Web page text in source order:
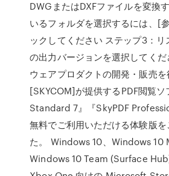
DWGまたはDXFファイルを変換
いるフォルダを選択するには、[
ックしてください ステップ3：リ
の出力バージョンを選択してくだ
ウェアプロダクトの開発・販売
[SKYCOM]が提供するPDF閲覧ソ
Standard 7』『SkyPDF
無料でご利用いただける体験版
た。 Windows 10、Windows 10
Windows 10 Team (Surface